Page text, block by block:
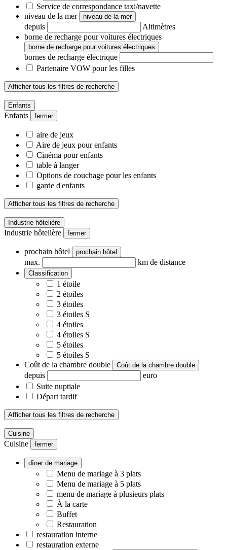
Service de correspondance taxi/navette
niveau de la mer
niveau de la mer
depuis
Altimètres
borne de recharge pour voitures électriques
borne de recharge pour voitures électriques
bornes de recharge électrique
Partenaire VOW pour les filles
Afficher tous les filtres de recherche
Enfants
Enfants fermer
aire de jeux
Aire de jeux pour enfants
Cinéma pour enfants
table à langer
Options de couchage pour les enfants
garde d'enfants
Afficher tous les filtres de recherche
Industrie hôtelière
Industrie hôtelière fermer
prochain hôtel prochain hôtel
max. km de distance
Classification
1 étoile
2 étoiles
3 étoiles
3 étoiles S
4 étoiles
4 étoiles S
5 étoiles
5 étoiles S
Coût de la chambre double
Coût de la chambre double
depuis
euro
Suite nuptiale
Départ tardif
Afficher tous les filtres de recherche
Cuisine
Cuisine fermer
dîner de mariage
Menu de mariage à 3 plats
Menu de mariage à 5 plats
menu de mariage à plusieurs plats
À la carte
Buffet
Restauration
restauration interne
restauration externe